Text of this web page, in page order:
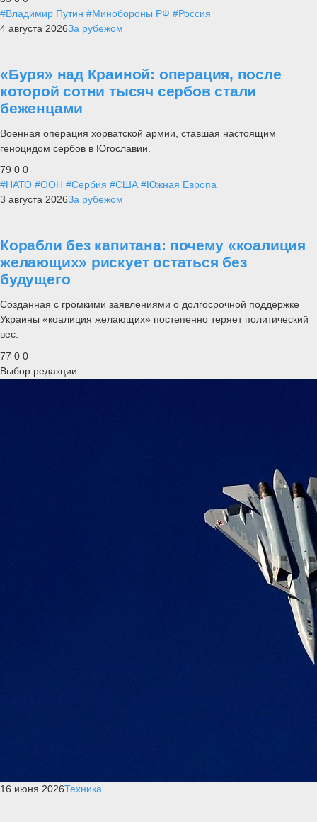
#Владимир Путин #Минобороны РФ #Россия
4 августа 2026За рубежом
«Буря» над Краиной: операция, после
которой сотни тысяч сербов стали
беженцами
Военная операция хорватской армии, ставшая настоящим
геноцидом сербов в Югославии.
79 0 0
#НАТО #ООН #Сербия #США #Южная Европа
3 августа 2026За рубежом
Корабли без капитана: почему «коалиция
желающих» рискует остаться без
будущего
Созданная с громкими заявлениями о долгосрочной поддержке
Украины «коалиция желающих» постепенно теряет политический
вес.
77 0 0
Выбор редакции
16 июня 2026Техника